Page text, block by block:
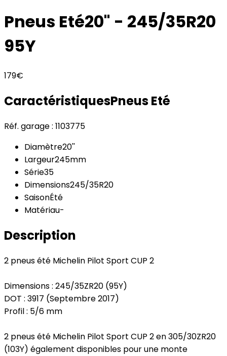
Pneus Eté20" - 245/35R20
95Y
179€
CaractéristiquesPneusEté
Réf. garage : 1103775
Diamètre20''
Largeur245mm
Série35
Dimensions245/35R20
SaisonÉté
Matériau-
Description
2 pneus été Michelin Pilot Sport CUP 2
Dimensions : 245/35ZR20 (95Y)
DOT : 3917 (Septembre 2017)
Profil : 5/6 mm
2 pneus été Michelin Pilot Sport CUP 2 en 305/30ZR20
(103Y) également disponibles pour une monte